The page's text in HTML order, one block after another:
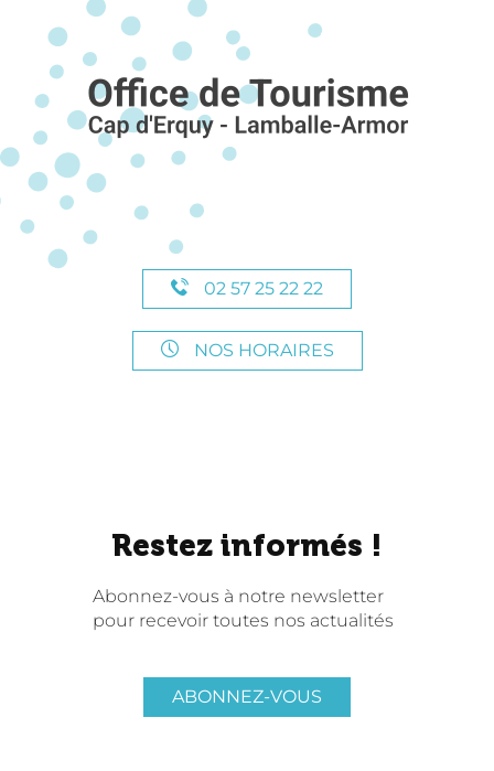
02 57 25 22 22
NOS HORAIRES
Restez informés !
Abonnez-vous à notre newsletter
pour recevoir toutes nos actualités
ABONNEZ-VOUS